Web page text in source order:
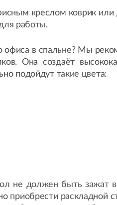
креслом коврик
работы.
офиса в спальне? Мы
Она создаёт
подойдут такие цвета:
не должен быть зажат
приобрести раскладной